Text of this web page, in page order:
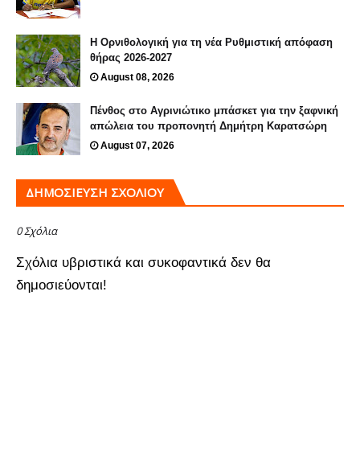
Η Ορνιθολογική για τη νέα Ρυθμιστική απόφαση
θήρας 2026-2027
August 08, 2026
Πένθος στο Αγρινιώτικο μπάσκετ για την ξαφνική
απώλεια του προπονητή Δημήτρη Καρατσώρη
August 07, 2026
ΔΗΜΟΣΊΕΥΣΗ ΣΧΟΛΊΟΥ
0 Σχόλια
Σχόλια υβριστικά και συκοφαντικά δεν θα
δημοσιεύονται!